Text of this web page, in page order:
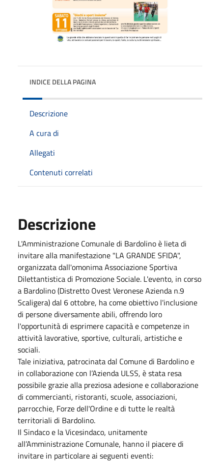
INDICE DELLA PAGINA
Descrizione
A cura di
Allegati
Contenuti correlati
Descrizione
L'Amministrazione Comunale di Bardolino è lieta di
invitare alla manifestazione "LA GRANDE SFIDA",
organizzata dall'omonima Associazione Sportiva
Dilettantistica di Promozione Sociale. L'evento, in corso
a Bardolino (Distretto Ovest Veronese Azienda n.9
Scaligera) dal 6 ottobre, ha come obiettivo l'inclusione
di persone diversamente abili, offrendo loro
l'opportunità di esprimere capacità e competenze in
attività lavorative, sportive, culturali, artistiche e
sociali.
​Tale iniziativa, patrocinata dal Comune di Bardolino e
in collaborazione con l’Azienda ULSS, è stata resa
possibile grazie alla preziosa adesione e collaborazione
di commercianti, ristoranti, scuole, associazioni,
parrocchie, Forze dell'Ordine e di tutte le realtà
territoriali di Bardolino.
​Il Sindaco e la Vicesindaco, unitamente
all’Amministrazione Comunale, hanno il piacere di
invitare in particolare ai seguenti eventi: